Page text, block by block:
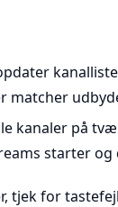
matcher
kanaler på
starter og
tjek for